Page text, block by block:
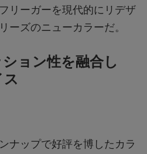
リーガーを現代的にリデザ
ーズのニューカラーだ。
ョン性を融合し
ナップで好評を博したカラ